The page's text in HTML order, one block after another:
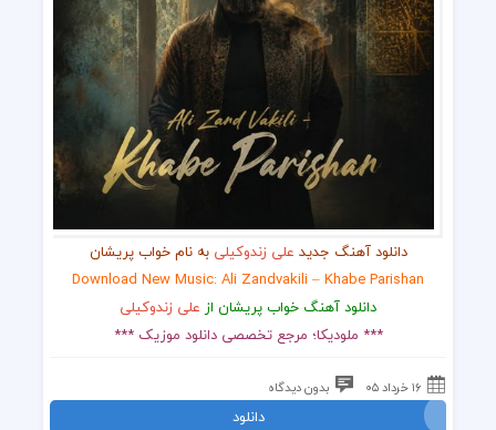
دانلود آهنگ جدید علی زندوکیلی به نام خواب پریشان
Download New Music: Ali Zandvakili – Khabe Parishan
دانلود آهنگ خواب پریشان از علی زندوکیلی
*** ملودیکا؛ مرجع تخصصی دانلود موزیک ***
۱۶ خرداد ۰۵ بدون دیدگاه
دانلود